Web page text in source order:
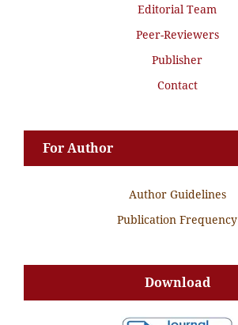
Editorial Team
Peer-Reviewers
Publisher
Contact
For Author
Author Guidelines
Publication Frequency
Download